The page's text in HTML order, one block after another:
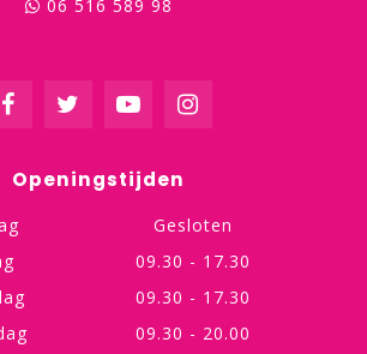
06 516 589 98
Openingstijden
Gesloten
09.30 - 17.30
09.30 - 17.30
09.30 - 20.00